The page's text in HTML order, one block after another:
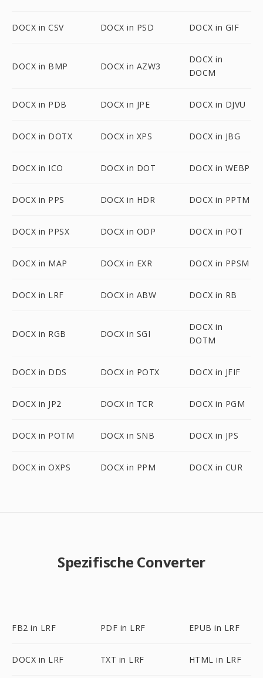
DOCX in CSV DOCX in PSD DOCX in GIF
DOCX in BMP DOCX in AZW3
DOCX in
DOCM
DOCX in PDB DOCX in JPE DOCX in DJVU
DOCX in DOTX DOCX in XPS DOCX in JBG
DOCX in ICO DOCX in DOT DOCX in WEBP
DOCX in PPS DOCX in HDR DOCX in PPTM
DOCX in PPSX DOCX in ODP DOCX in POT
DOCX in MAP DOCX in EXR DOCX in PPSM
DOCX in LRF DOCX in ABW DOCX in RB
DOCX in RGB DOCX in SGI
DOCX in
DOTM
DOCX in DDS DOCX in POTX DOCX in JFIF
DOCX in JP2 DOCX in TCR DOCX in PGM
DOCX in POTM DOCX in SNB DOCX in JPS
DOCX in OXPS DOCX in PPM DOCX in CUR
Spezifische Converter
FB2 in LRF PDF in LRF EPUB in LRF
DOCX in LRF TXT in LRF HTML in LRF